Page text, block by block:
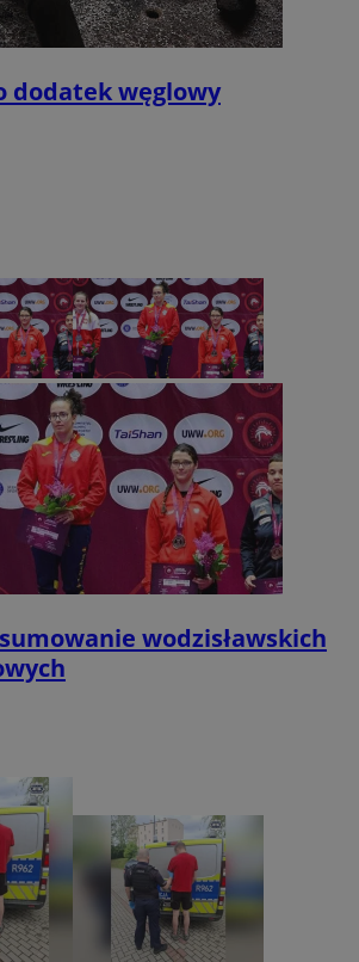
dodatek węglowy
wodzisławskich